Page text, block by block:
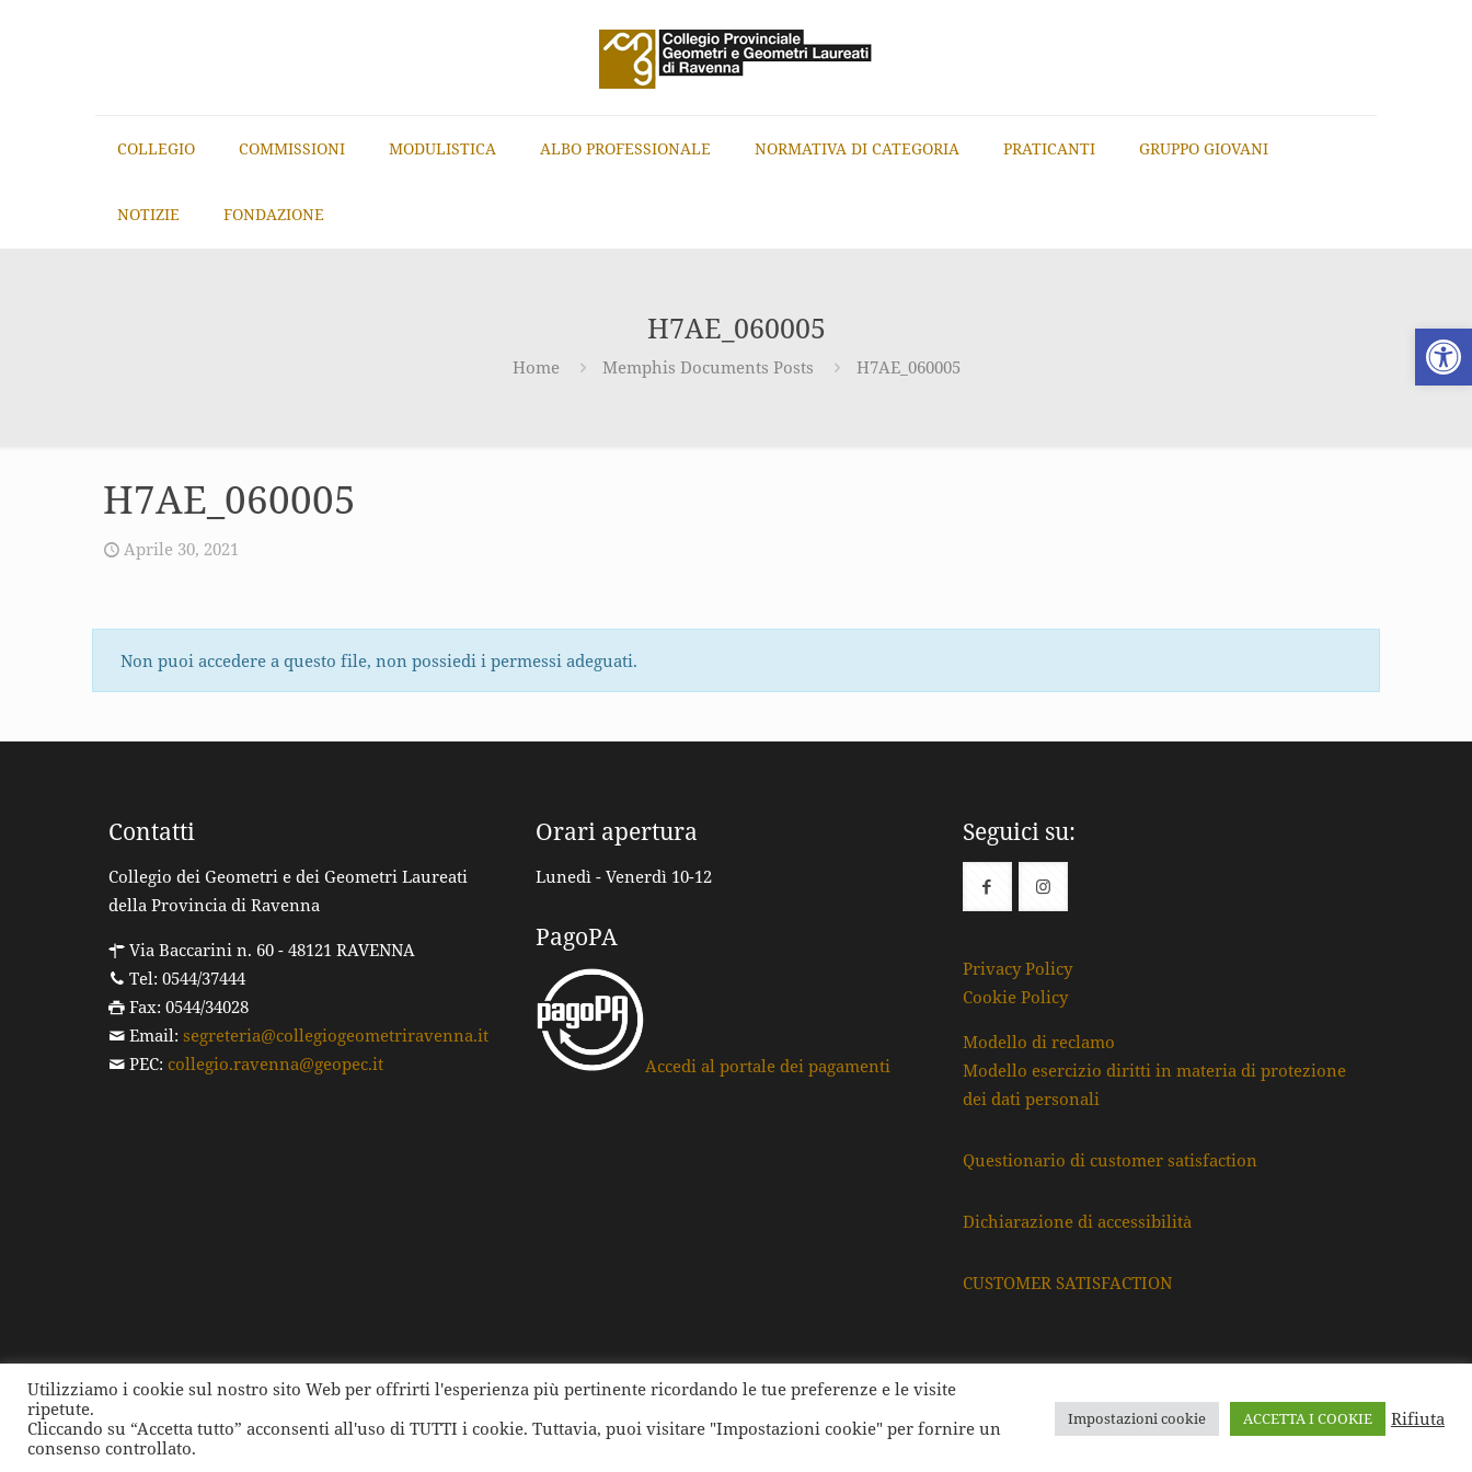
Apri
COLLEGIO COMMISSIONI MODULISTICA ALBO PROFESSIONALE NORMATIVA DI CATEGORIA PRATICANTI GRUPPO GIOVANI
NOTIZIE FONDAZIONE
H7AE_060005
Home Memphis Documents Posts H7AE_060005
H7AE_060005
Aprile 30, 2021
Non puoi accedere a questo file, non possiedi i permessi adeguati.
Contatti
Collegio dei Geometri e dei Geometri Laureati
della Provincia di Ravenna
Via Baccarini n. 60 - 48121 RAVENNA
Tel: 0544/37444
Fax: 0544/34028
Email: segreteria@collegiogeometriravenna.it
PEC: collegio.ravenna@geopec.it
Orari apertura
Lunedì - Venerdì 10-12
PagoPA
Accedi al portale dei pagamenti
Seguici su:
Privacy Policy
Cookie Policy
Modello di reclamo
Modello esercizio diritti in materia di protezione
dei dati personali
Questionario di customer satisfaction
Dichiarazione di accessibilità
CUSTOMER SATISFACTION
© 2026 Collegio dei Geometri e dei Geometri Laureati della Provincia di Ravenna | Tutti i diritti Riservati | Cod.F. e P.Iva: 80009220395
Utilizziamo i cookie sul nostro sito Web per offrirti l'esperienza più pertinente ricordando le tue preferenze e le visite
ripetute.
Cliccando su “Accetta tutto” acconsenti all'uso di TUTTI i cookie. Tuttavia, puoi visitare "Impostazioni cookie" per fornire un
consenso controllato.
Impostazioni cookie ACCETTA I COOKIE Rifiuta